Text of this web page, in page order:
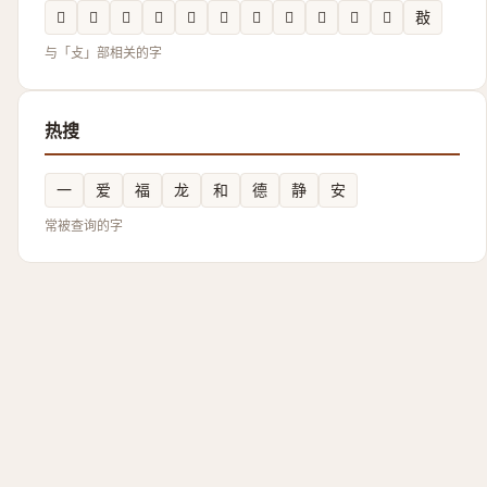
𣀖 𭣵 𭤎 𭣬 𢾕 𣀱 𰕄 𢾅 𢼾 𫾲 𭤂 㪊
与「攴」部相关的字
热搜
一 爱 福 龙 和 德 静 安
常被查询的字